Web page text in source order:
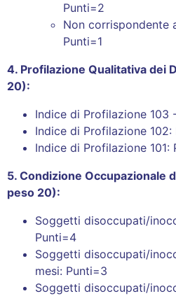
Punti=2
Non corrispondente
Punti=1
4. Profilazione Qualitativa dei
20):
Indice di Profilazione 103
Indice di Profilazione 102:
Indice di Profilazione 101:
5. Condizione Occupazionale
peso 20):
Soggetti disoccupati/
Punti=4
Soggetti disoccupati/
mesi: Punti=3
Soggetti disoccupati/